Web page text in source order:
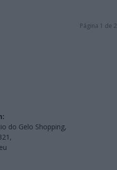
Página 1 de 2
do Gelo Shopping,